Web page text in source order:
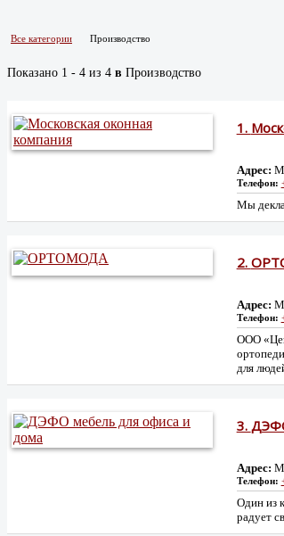
Все категории Производство
Показано 1 - 4 из 4 в Производство
1.
Адрес:
Телефон:
Мы
2.
Адрес:
Телефон:
ООО
для
3.
Адрес:
Телефон:
Один из
радует